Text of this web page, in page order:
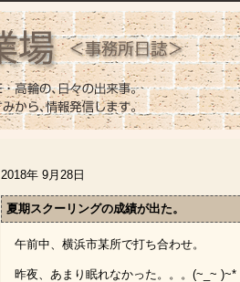
2018年 9月28日
夏期スクーリングの成績が出た。
午前中、横浜市某所で打ち合わせ。
昨夜、あまり眠れなかった。。。(~_~ )~*